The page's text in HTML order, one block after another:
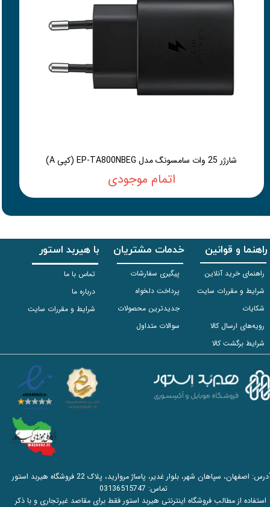
شارژر 25 وات سامسونگ مدل EP-TA800NBEG (کپی A)
اتمام موجودی
راهنما و قوانین
راهنمای خرید آنلاین
شرایط و مقررات سایت
شکایات
رویه‌های ارسال کالا
شرایط برگشت کالا
خدمات مشتریان
پیگیری سفارشات
پرداخت دلخواه
جدیدترین محصولات
سوالات متداول
با هیربد استور
تماس با ما
درباره ما
شرایط و مقررات سایت
آدرس: اصفهان، سپاهان شهر، بلوار غدیر، پاساژ مروارید، پلاک 22 فروشگاه هیربد استور
تماس: 03136515747
استفاده از مطالب فروشگاه اینترنتی هیربد استور فقط برای مقاصد غیرتجاری و با ذکر